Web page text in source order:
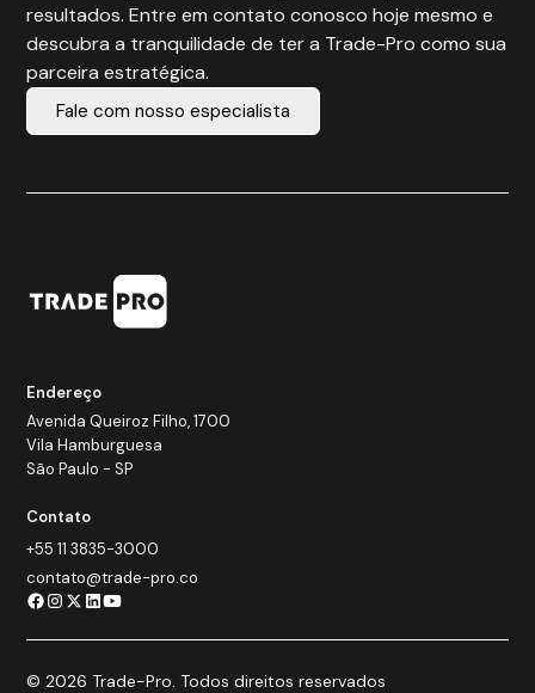
resultados. Entre em contato conosco hoje mesmo e
descubra a tranquilidade de ter a Trade-Pro como sua
parceira estratégica.
Fale com nosso especialista
Endereço
Avenida Queiroz Filho, 1700
Vila Hamburguesa
São Paulo - SP
Contato
+55 11 3835-3000
contato@trade-pro.co
© 2026 Trade-Pro. Todos direitos reservados